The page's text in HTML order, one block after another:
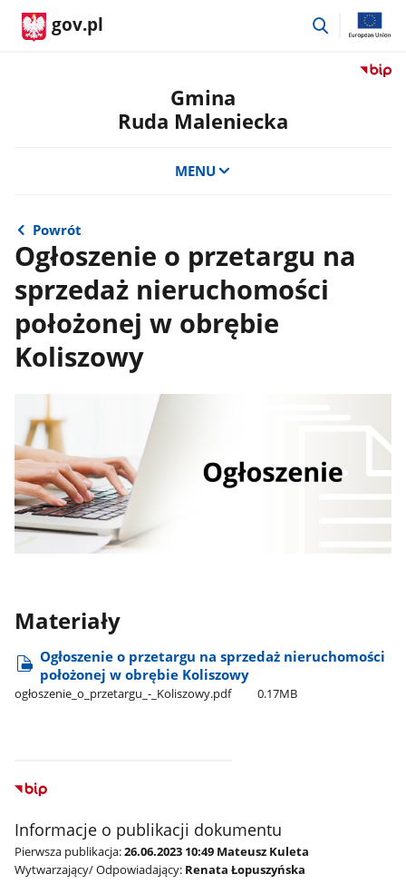
gov.pl
przejdź
Przejdź
Gmina
Ruda Maleniecka
MENU
Powrót
Ogłoszenie o przetargu na
sprzedaż nieruchomości
położonej w obrębie
Koliszowy
Materiały
Ogłoszenie o przetargu na sprzedaż nieruchomości
położonej w obrębie Koliszowy
ogłoszenie​_o​_przetargu​_-​_Koliszowy.pdf 0.17MB
Informacje o publikacji dokumentu
Pierwsza publikacja:26.06.2023 10:49 Mateusz Kuleta
Wytwarzający/ Odpowiadający: Renata Łopuszyńska